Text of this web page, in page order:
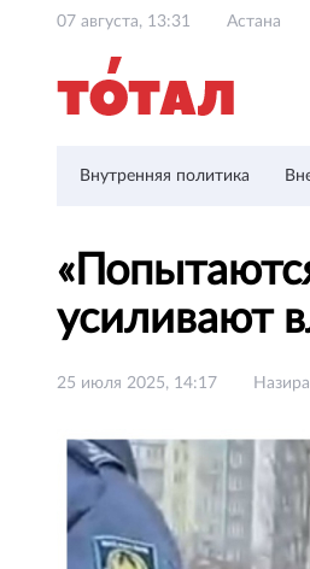
07 августа, 13:31 Астана
Внутренняя политика
усиливают
25 июля 2025, 14:17